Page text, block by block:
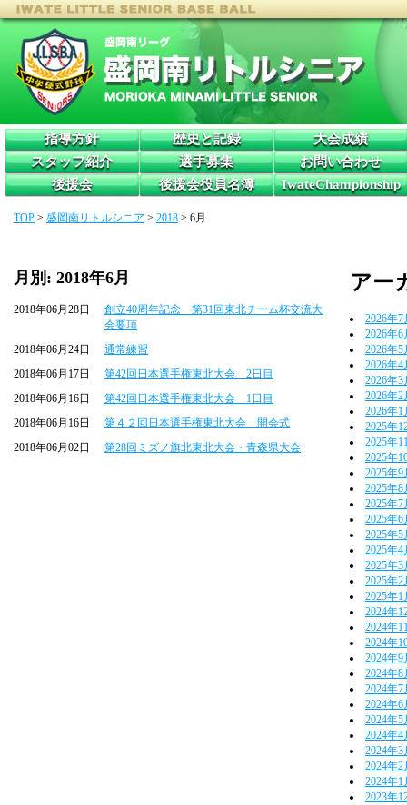
指導方針 歴史と記録
大会成績
スタッフ紹介
選手募集
お問い合わせ
後援会
後援会役員名簿 IwateChampionship
TOP > 盛岡南リトルシニア > 2018 > 6月
月別: 2018年6月
2018年06月28日
創立40周年記念 第31回東北チーム杯交流大
会要項
2018年06月24日
通常練習
2018年06月17日
第42回日本選手権東北大会 2日目
2018年06月16日
第42回日本選手権東北大会 1日目
2018年06月16日
第４２回日本選手権東北大会 開会式
2018年06月02日
第28回ミズノ旗北東北大会・青森県大会
アー
2026年7
2026年6
2026年5
2026年4
2026年3
2026年2
2026年1
2025年
2025年
2025年
2025年9
2025年8
2025年7
2025年6
2025年5
2025年4
2025年3
2025年2
2025年1
2024年
2024年
2024年
2024年9
2024年8
2024年7
2024年6
2024年5
2024年4
2024年3
2024年2
2024年1
2023年